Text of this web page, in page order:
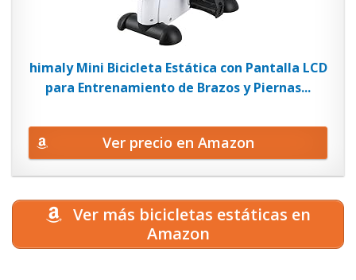
himaly Mini Bicicleta Estática con Pantalla LCD
para Entrenamiento de Brazos y Piernas...
Ver precio en Amazon
Ver más bicicletas estáticas en
Amazon